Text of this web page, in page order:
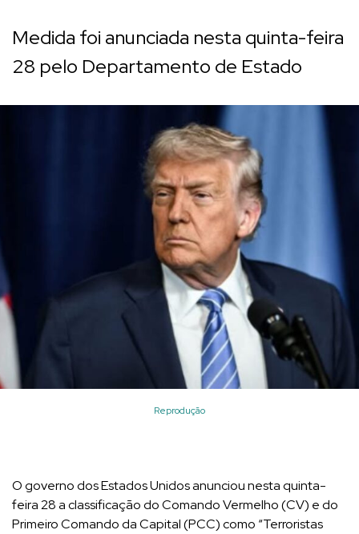
Medida foi anunciada nesta quinta-feira
28 pelo Departamento de Estado
Reprodução
O governo dos Estados Unidos anunciou nesta quinta-
feira 28 a classificação do Comando Vermelho (CV) e do
Primeiro Comando da Capital (PCC) como “Terroristas